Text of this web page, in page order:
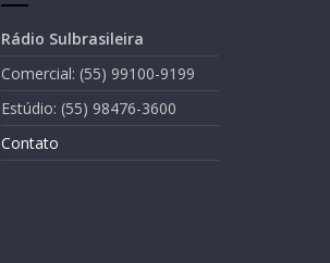
Rádio Sulbrasileira
Comercial: (55) 99100-9199
Estúdio: (55) 98476-3600
Contato